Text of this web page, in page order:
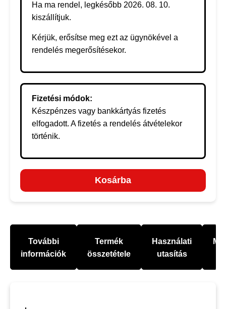
Ha ma rendel, legkésőbb 2026. 08. 10.
kiszállítjuk.
Kérjük, erősítse meg ezt az ügynökével a
rendelés megerősítésekor.
Fizetési módok:
Készpénzes vagy bankkártyás fizetés
elfogadott. A fizetés a rendelés átvételekor
történik.
Kosárba
További
információk
Termék
összetétele
Használati
utasítás